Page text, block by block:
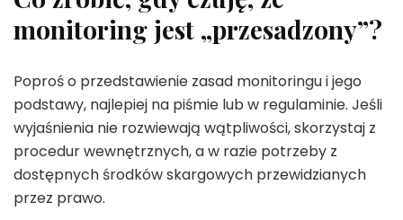
monitoring jest „przesadzony”?
Poproś o przedstawienie zasad monitoringu i jego
podstawy, najlepiej na piśmie lub w regulaminie. Jeśli
wyjaśnienia nie rozwiewają wątpliwości, skorzystaj z
procedur wewnętrznych, a w razie potrzeby z
dostępnych środków skargowych przewidzianych
przez prawo.